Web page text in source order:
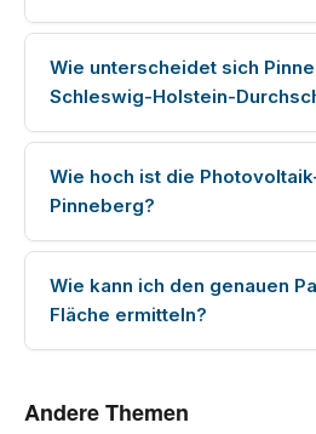
Wie unterscheidet sich
Schleswig-Holstein-
Wie hoch ist die
Pinneberg?
Wie kann ich den genauen
Fläche ermitteln?
Andere Themen